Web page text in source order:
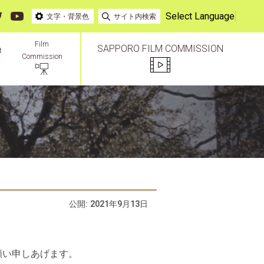
文字・背景色 サイト内検索 Select Language
Film
Commission
SAPPORO FILM COMMISSION
公開: 2021年9月13日
申しあげます。